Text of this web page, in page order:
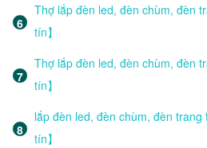
Thợ lắp đèn led, đèn chùm, đèn
tín】
Thợ lắp đèn led, đèn chùm, đèn
tín】
lắp đèn led, đèn chùm, đèn
tín】